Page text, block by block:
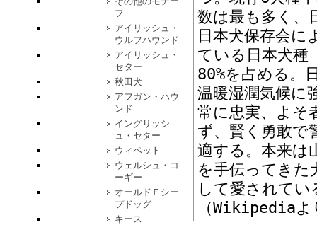
フ
アイリッシュ・
ウルフハウンド
アイリッシュ・
セター
秋田犬
アフガン・ハウ
ンド
イングリッシ
ュ・セター
ウィペット
ウェルシュ・コ
ーギー
オールドＥシー
プドッグ
キース
数は最も多く、
日本犬保存会に
ている日本犬種
80%を占める。
温暖湿潤気候に
常に忠実、よそ
ず、賢く勇敢で
適する。本来は
を手伝ってきた
して愛されてい
（Wikipediaよ